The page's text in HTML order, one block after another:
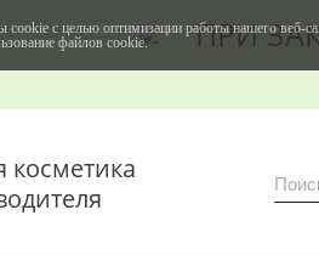
ПРИ
косметика
с целью оптимизации работы нашего веб-
файлов cookie.